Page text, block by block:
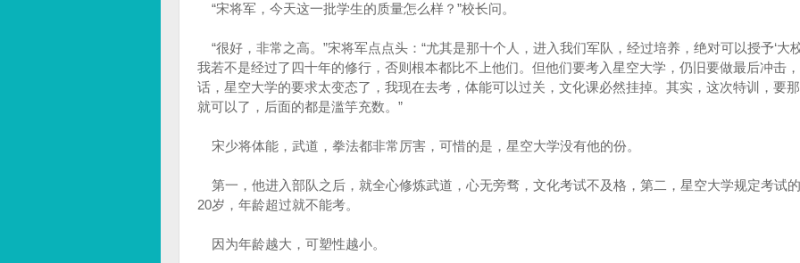
“宋将军，今天这一批学生的质量怎么样？”校长问。
“很好，非常之高。”宋将军点点头：“尤其是那十个人，进入我们军队，经过培养，绝对可以授予‘大校
我若不是经过了四十年的修行，否则根本都比不上他们。但他们要考入星空大学，仍旧要做最后冲击
话，星空大学的要求太变态了，我现在去考，体能可以过关，文化课必然挂掉。其实，这次特训，要那
就可以了，后面的都是滥竽充数。”
宋少将体能，武道，拳法都非常厉害，可惜的是，星空大学没有他的份。
第一，他进入部队之后，就全心修炼武道，心无旁骛，文化考试不及格，第二，星空大学规定考试
20岁，年龄超过就不能考。
因为年龄越大，可塑性越小。